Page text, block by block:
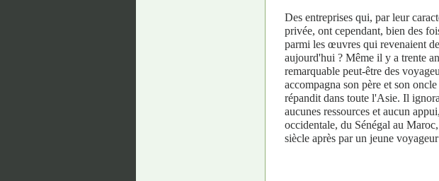
Des entreprises qui, par leur
privée, ont cependant, bien des
parmi les œuvres qui revenaient
aujourd'hui ? Même il y a trente
remarquable peut-être des
accompagna son père et son
répandit dans toute l'Asie. Il
aucunes ressources et aucun
occidentale, du Sénégal au
siècle après par un jeune